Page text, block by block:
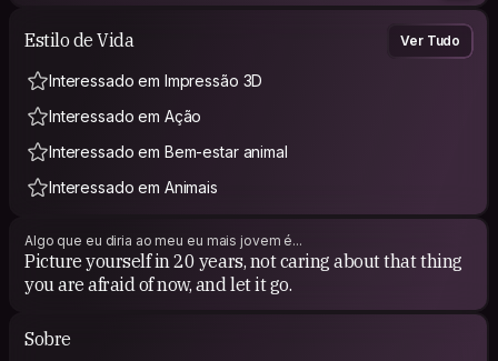
Estilo de Vida Ver Tudo
Interessado em Impressão 3D
Interessado em Ação
Interessado em Bem-estar animal
Interessado em Animais
Algo que eu diria ao meu eu mais jovem é...
Picture yourself in 20 years, not caring about that thing
you are afraid of now, and let it go.
Sobre